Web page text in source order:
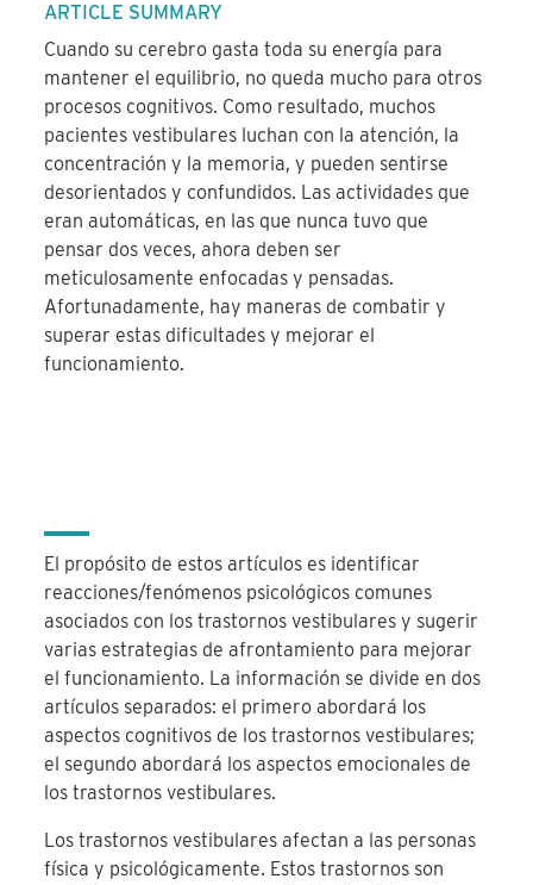
ARTICLE SUMMARY
Cuando su cerebro gasta toda su energía para
mantener el equilibrio, no queda mucho para otros
procesos cognitivos. Como resultado, muchos
pacientes vestibulares luchan con la atención, la
concentración y la memoria, y pueden sentirse
desorientados y confundidos. Las actividades que
eran automáticas, en las que nunca tuvo que
pensar dos veces, ahora deben ser
meticulosamente enfocadas y pensadas.
Afortunadamente, hay maneras de combatir y
superar estas dificultades y mejorar el
funcionamiento.
El propósito de estos artículos es identificar
reacciones/fenómenos psicológicos comunes
asociados con los trastornos vestibulares y sugerir
varias estrategias de afrontamiento para mejorar
el funcionamiento. La información se divide en dos
artículos separados: el primero abordará los
aspectos cognitivos de los trastornos vestibulares;
el segundo abordará los aspectos emocionales de
los trastornos vestibulares.
Los trastornos vestibulares afectan a las personas
física y psicológicamente. Estos trastornos son